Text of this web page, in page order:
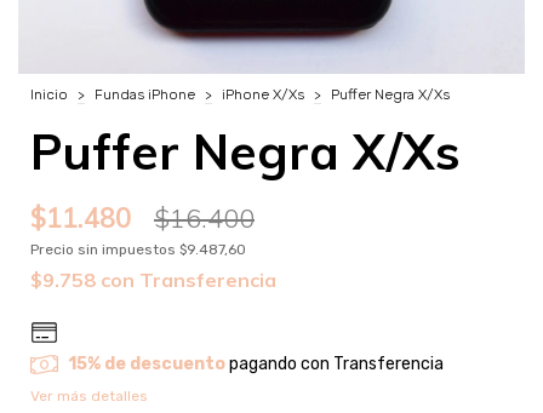
Inicio > Fundas iPhone > iPhone X/Xs > Puffer Negra X/Xs
Puffer Negra X/Xs
$11.480 $16.400
Precio sin impuestos $9.487,60
$9.758 con Transferencia
15% de descuentopagando con Transferencia
Ver más detalles